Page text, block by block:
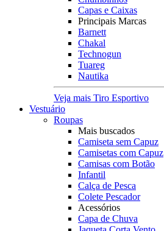
Capas e Caixas
Principais Marcas
Barnett
Chakal
Technogun
Tuareg
Nautika
Veja mais Tiro Esportivo
Vestuário
Roupas
Mais buscados
Camiseta sem Capuz
Camisetas com Capuz
Camisas com Botão
Infantil
Calça de Pesca
Colete Pescador
Acessórios
Capa de Chuva